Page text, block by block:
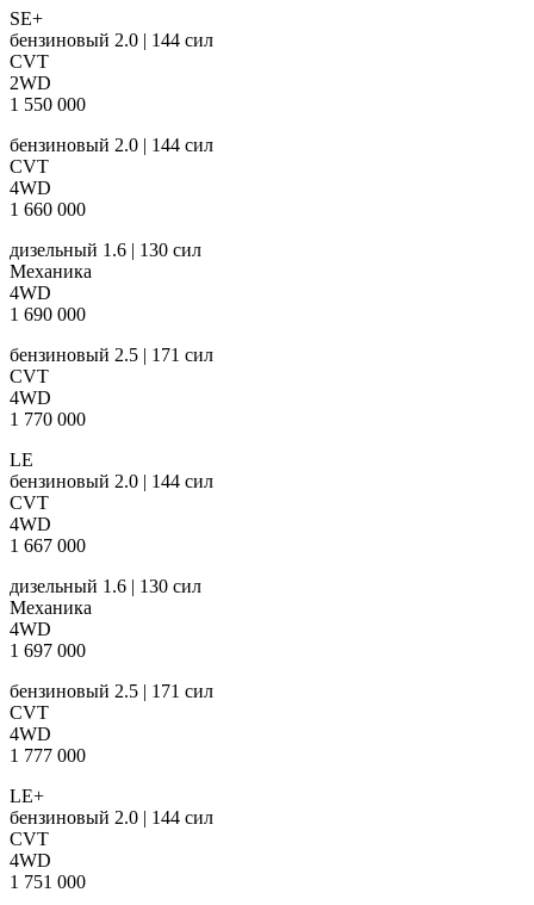
SE+
бензиновый 2.0 | 144 сил
CVT
2WD
1 550 000
бензиновый 2.0 | 144 сил
CVT
4WD
1 660 000
дизельный 1.6 | 130 сил
Механика
4WD
1 690 000
бензиновый 2.5 | 171 сил
CVT
4WD
1 770 000
LE
бензиновый 2.0 | 144 сил
CVT
4WD
1 667 000
дизельный 1.6 | 130 сил
Механика
4WD
1 697 000
бензиновый 2.5 | 171 сил
CVT
4WD
1 777 000
LE+
бензиновый 2.0 | 144 сил
CVT
4WD
1 751 000